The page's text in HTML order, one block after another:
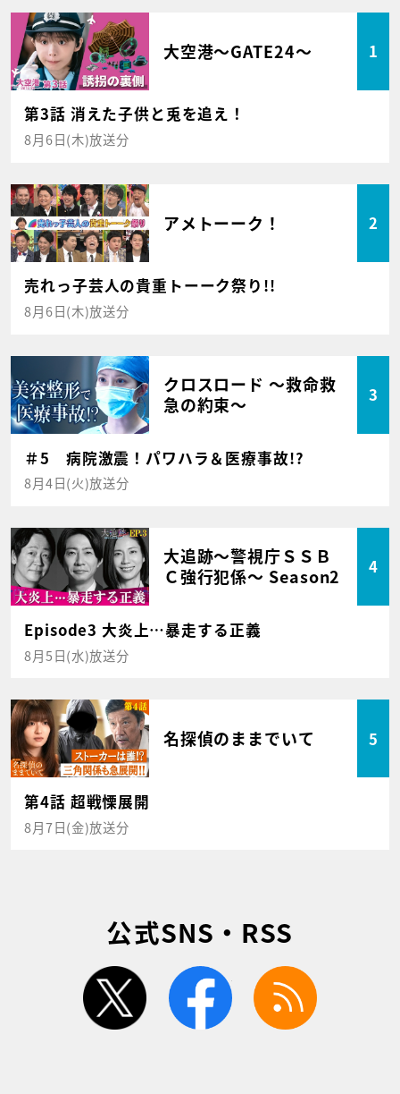
大空港～GATE24～ 1
第3話 消えた子供と兎を追え！
8月6日(木)放送分
アメトーーク！ 2
売れっ子芸人の貴重トーーク祭り!!
8月6日(木)放送分
クロスロード ～救命救
急の約束～
3
＃5 病院激震！パワハラ＆医療事故!?
8月4日(火)放送分
大追跡～警視庁ＳＳＢ
Ｃ強行犯係～ Season2
4
Episode3 大炎上…暴走する正義
8月5日(水)放送分
名探偵のままでいて 5
第4話 超戦慄展開
8月7日(金)放送分
公式SNS・RSS
twitter facebook